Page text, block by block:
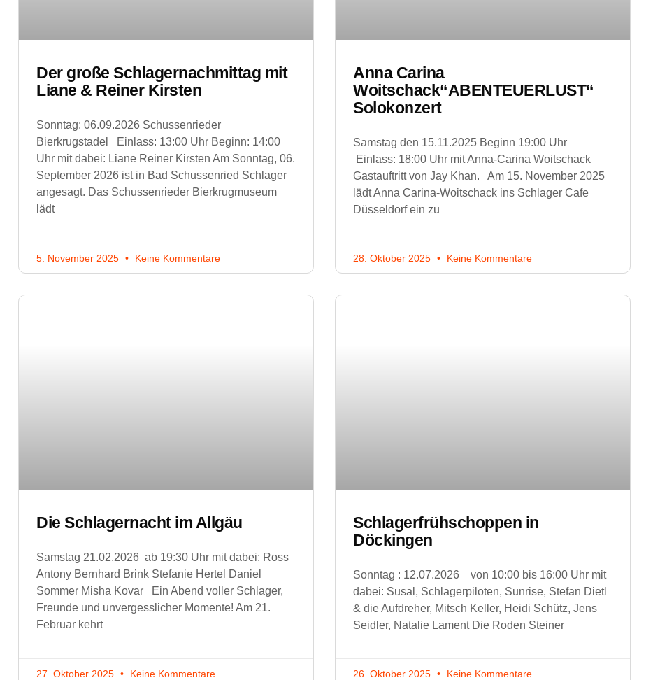
Der große Schlagernachmittag mit
Liane & Reiner Kirsten
Sonntag: 06.09.2026 Schussenrieder
Bierkrugstadel Einlass: 13:00 Uhr Beginn: 14:00
Uhr mit dabei: Liane Reiner Kirsten Am Sonntag, 06.
September 2026 ist in Bad Schussenried Schlager
angesagt. Das Schussenrieder Bierkrugmuseum
lädt
5. November 2025 Keine Kommentare
Anna Carina
Woitschack“ABENTEUERLUST“
Solokonzert
Samstag den 15.11.2025 Beginn 19:00 Uhr
Einlass: 18:00 Uhr mit Anna-Carina Woitschack
Gastauftritt von Jay Khan. Am 15. November 2025
lädt Anna Carina-Woitschack ins Schlager Cafe
Düsseldorf ein zu
28. Oktober 2025 Keine Kommentare
Die Schlagernacht im Allgäu
Samstag 21.02.2026 ab 19:30 Uhr mit dabei: Ross
Antony Bernhard Brink Stefanie Hertel Daniel
Sommer Misha Kovar Ein Abend voller Schlager,
Freunde und unvergesslicher Momente! Am 21.
Februar kehrt
27. Oktober 2025 Keine Kommentare
Schlagerfrühschoppen in
Döckingen
Sonntag : 12.07.2026 von 10:00 bis 16:00 Uhr mit
dabei: Susal, Schlagerpiloten, Sunrise, Stefan Dietl
& die Aufdreher, Mitsch Keller, Heidi Schütz, Jens
Seidler, Natalie Lament Die Roden Steiner
26. Oktober 2025 Keine Kommentare